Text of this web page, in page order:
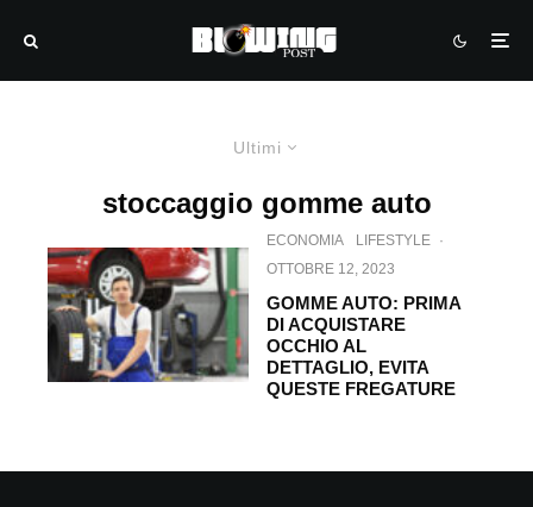
Ultimi
stoccaggio gomme auto
ECONOMIA LIFESTYLE ·
OTTOBRE 12, 2023
GOMME AUTO: PRIMA
DI ACQUISTARE
OCCHIO AL
DETTAGLIO, EVITA
QUESTE FREGATURE